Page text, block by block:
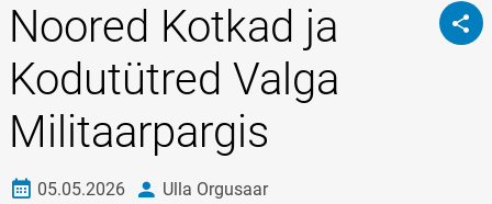
Noored Kotkad ja
Kodutütred Valga
Militaarpargis
Loomise kuupäev
05.05.2026 autorUlla Orgusaar